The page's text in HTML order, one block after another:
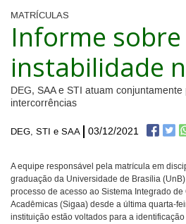
MATRÍCULAS
Informe sobre
instabilidade
DEG, SAA e STI atuam
intercorrências
DEG, STI e SAA 03/12/2021
A equipe responsável pela matrícula em
graduação da Universidade de Brasília
processo de acesso ao Sistema Integrado
Acadêmicas (Sigaa) desde a última quarta-
instituição estão voltados para a